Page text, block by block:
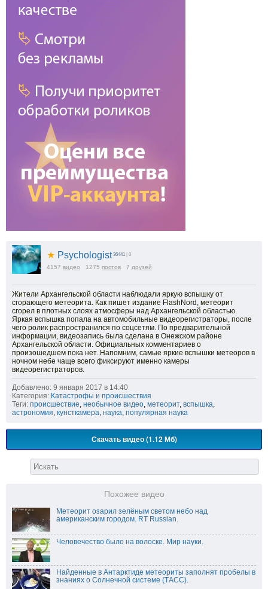
★ Psychologist 36441 | 0
4157 видео 1275 постов 7 друзей
Жители Архангельской области наблюдали яркую вспышку от
сгорающего метеорита. Как пишет издание FlashNord, метеорит
сгорел в плотных слоях атмосферы над Архангельской областью.
Яркая вспышка попала на автомобильные видеорегистраторы, после
чего ролик распространился по соцсетям. По предварительной
информации, видеозапись была сделана в Онежском районе
Архангельской области. Официальных комментариев о
произошедшем пока нет. Напомним, самые яркие вспышки метеоров в
ночном небе чаще всего фиксируют именно камеры
видеорегистраторов.
Добавлено: 9 января 2017 в 14:40
Категория: Катастрофы и происшествия
Теги: происшествие, необычное видео, метеорит, вспышка,
астрономия, кунсткамера, наука, популярная наука
Скачать видео (1.12 Мб)
Похожее видео
Метеорит озарил зелёным светом небо над
американским городом. RT Russian.
Человечество было на волоске. Мир науки.
Найденные в Антарктиде метеориты заполнят пробелы в
знаниях о Солнечной системе (ТАСС).